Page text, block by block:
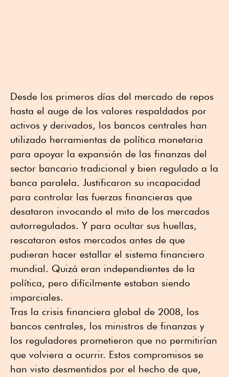
Desde los primeros días del mercado de repos
hasta el auge de los valores respaldados por
activos y derivados, los bancos centrales han
utilizado herramientas de política monetaria
para apoyar la expansión de las finanzas del
sector bancario tradicional y bien regulado a la
banca paralela. Justificaron su incapacidad
para controlar las fuerzas financieras que
desataron invocando el mito de los mercados
autorregulados. Y para ocultar sus huellas,
rescataron estos mercados antes de que
pudieran hacer estallar el sistema financiero
mundial. Quizá eran independientes de la
política, pero difícilmente estaban siendo
imparciales.
Tras la crisis financiera global de 2008, los
bancos centrales, los ministros de finanzas y
los reguladores prometieron que no permitirían
que volviera a ocurrir. Estos compromisos se
han visto desmentidos por el hecho de que,